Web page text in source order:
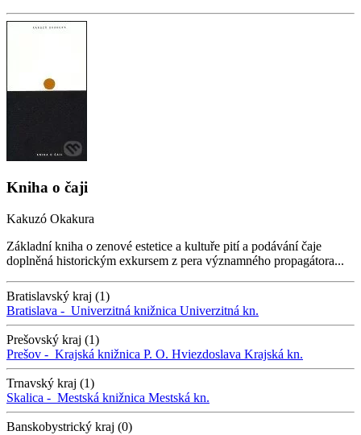
Kniha o čaji
Kakuzó Okakura
Základní kniha o zenové estetice a kultuře pití a podávání čaje
doplněná historickým exkursem z pera významného propagátora...
Bratislavský kraj (1)
Bratislava - Univerzitná knižnica Univerzitná kn.
Prešovský kraj (1)
Prešov - Krajská knižnica P. O. Hviezdoslava Krajská kn.
Trnavský kraj (1)
Skalica - Mestská knižnica Mestská kn.
Banskobystrický kraj (0)